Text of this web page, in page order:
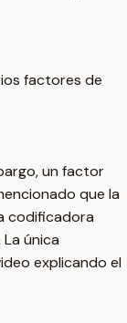
factores de
un factor
que la
codificadora
única
explicando el